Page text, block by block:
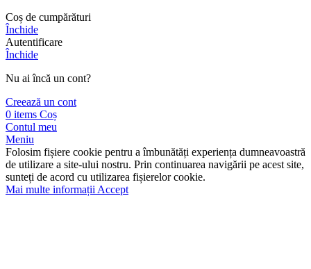
Сoș de cumpărături
Închide
Autentificare
Închide
Nu ai încă un cont?
Creează un cont
0 items Coș
Contul meu
Meniu
Folosim fișiere cookie pentru a îmbunătăți experiența dumneavoastră
de utilizare a site-ului nostru. Prin continuarea navigării pe acest site,
sunteți de acord cu utilizarea fișierelor cookie.
Mai multe informații Accept